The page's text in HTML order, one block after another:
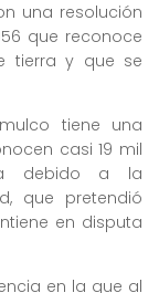
una resolución
que reconoce
tierra y que se
tiene una
casi 19 mil
debido a la
que pretendió
en disputa
en la que al